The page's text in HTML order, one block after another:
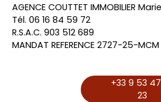
AGENCE COUTTET IMMOBILIER
Tél. 06 16 84 59 72
R.S.A.C. 903 512 689
MANDAT REFERENCE 2727-25-MCM
+33 9 53
23